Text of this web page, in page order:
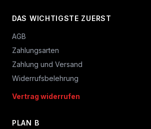
DAS WICHTIGSTE ZUERST
AGB
Zahlungsarten
Zahlung und Versand
Widerrufsbelehrung
Vertrag widerrufen
PLAN B